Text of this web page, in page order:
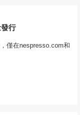
行
僅在nespresso.com和